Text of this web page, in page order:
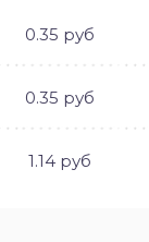
0.35 руб
0.35 руб
1.14 руб